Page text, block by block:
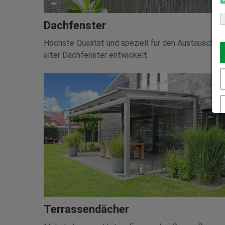
Dachfenster
Höchste Qualität und speziell für den Austausch
alter Dachfenster entwickelt.
Terrassendächer